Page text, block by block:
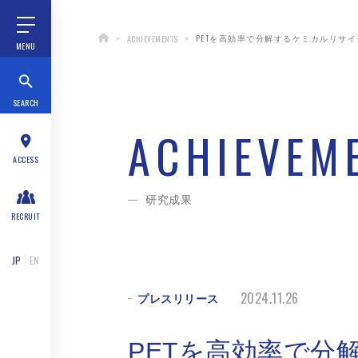
MENU
JP EN
SEARCH
ACCESS
RECRUIT
ACHIEVEMENTS PETを高効率で分解するケミカルリサ
研究成果
プレスリリース 2024.11.26
PETを高効率で分